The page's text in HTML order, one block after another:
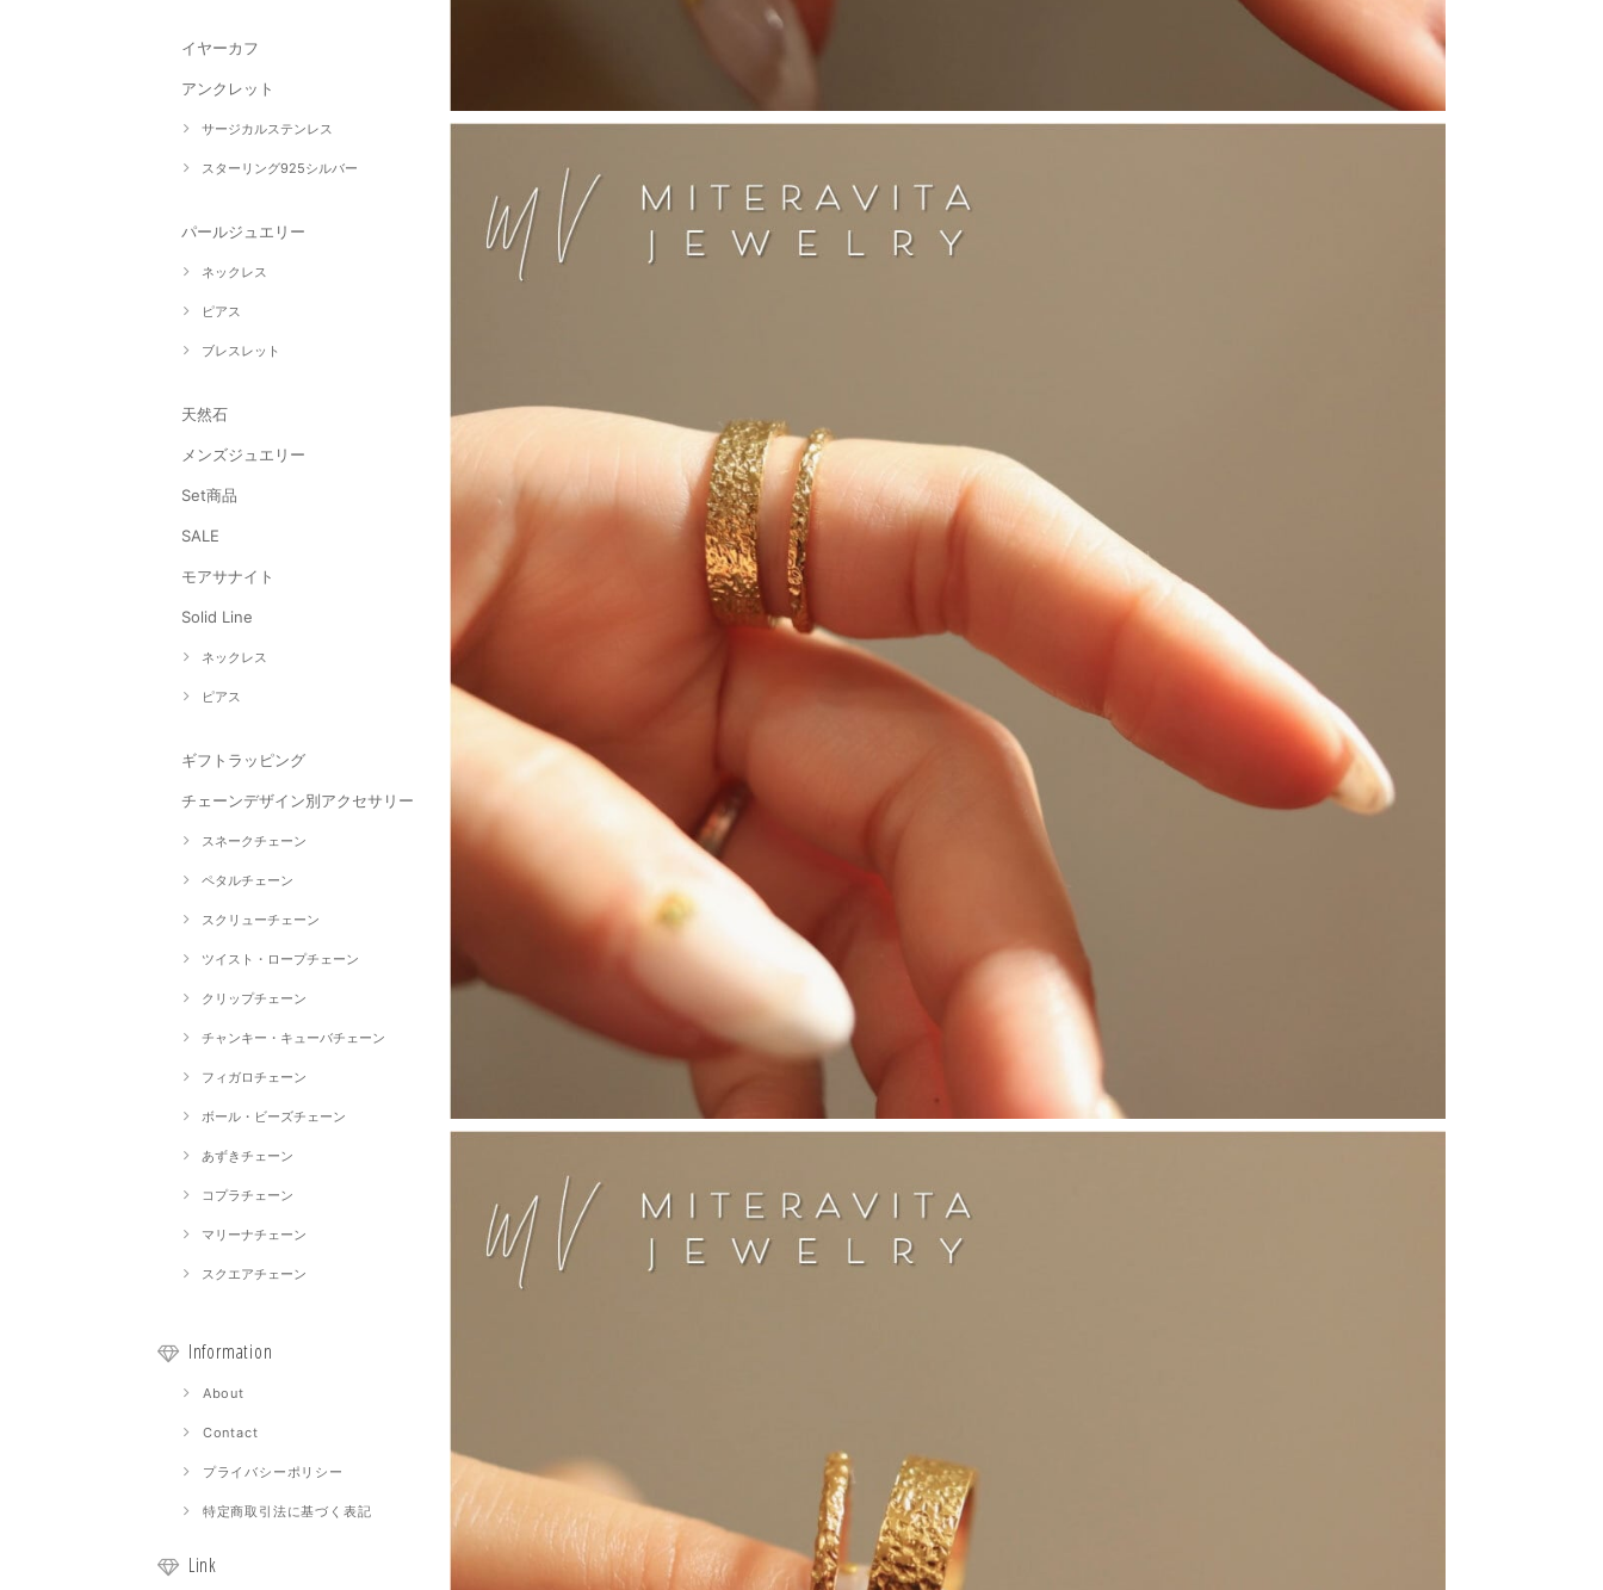
イヤーカフ
アンクレット
サージカルステンレス
スターリング925シルバー
パールジュエリー
ネックレス
ピアス
ブレスレット
天然石
メンズジュエリー
Set商品
SALE
モアサナイト
Solid Line
ネックレス
ピアス
ギフトラッピング
チェーンデザイン別アクセサリー
スネークチェーン
ペタルチェーン
スクリューチェーン
ツイスト・ロープチェーン
クリップチェーン
チャンキー・キューバチェーン
フィガロチェーン
ボール・ビーズチェーン
あずきチェーン
コプラチェーン
マリーナチェーン
スクエアチェーン
Information
About
Contact
プライバシーポリシー
特定商取引法に基づく表記
Link